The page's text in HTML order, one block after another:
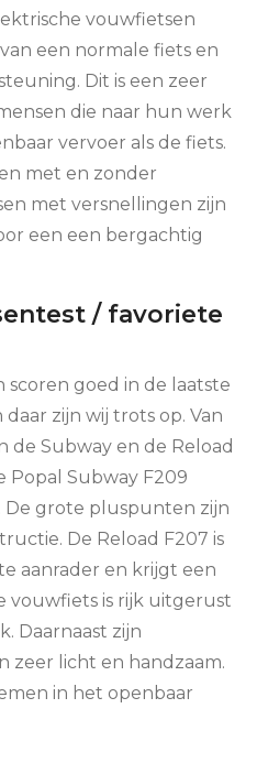
vouwfietsen
een normale fiets en
Dit is een zeer
die naar hun werk
vervoer als de fiets.
met en zonder
met versnellingen zijn
een een bergachtig
/ favoriete
goed in de laatste
zijn wij trots op. Van
de Subway en de Reload
Popal Subway F209
De grote pluspunten zijn
De Reload F207 is
aanrader en krijgt een
vouwfiets is rijk uitgerust
Daarnaast zijn
zeer licht en handzaam.
in het openbaar